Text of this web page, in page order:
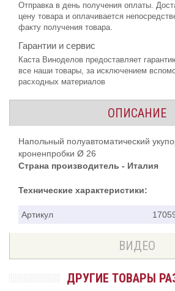
Отправка в день получения оплаты.
цену товара и оплачивается
факту получения товара.
Гарантии и сервис
Каста Виноделов предоставляет
все наши товары, за исключением
расходных материалов
ОПИСАНИЕ
Напольный полуавтоматический
кроненпробки Ø 26
Страна производитель - Италия
Технические характеристики:
Артикул
ВИДЕО
ДРУГИЕ ТОВАРЫ